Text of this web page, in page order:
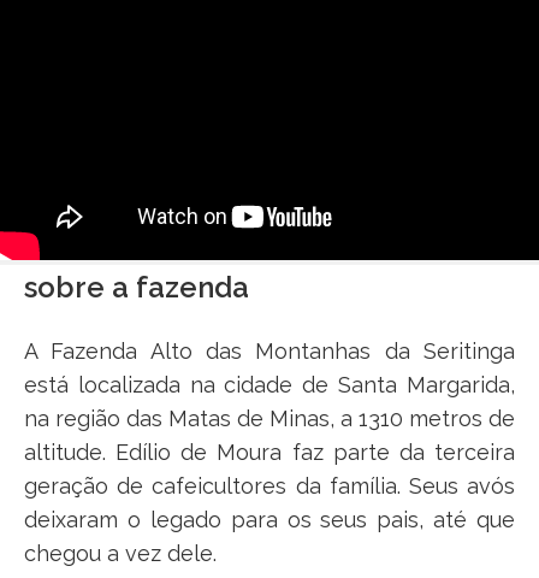
sobre a fazenda
A Fazenda Alto das Montanhas da Seritinga
está localizada na cidade de Santa Margarida,
na região das Matas de Minas, a 1310 metros de
altitude. Edílio de Moura faz parte da terceira
geração de cafeicultores da família. Seus avós
deixaram o legado para os seus pais, até que
chegou a vez dele.